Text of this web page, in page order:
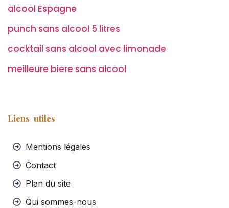
alcool Espagne
punch sans alcool 5 litres
cocktail sans alcool avec limonade
meilleure biere sans alcool
Liens utiles
Mentions légales
Contact
Plan du site
Qui sommes-nous